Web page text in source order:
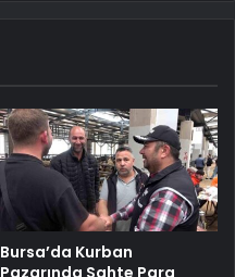
Bursa’da Kurban
Pazarında Sahte Para